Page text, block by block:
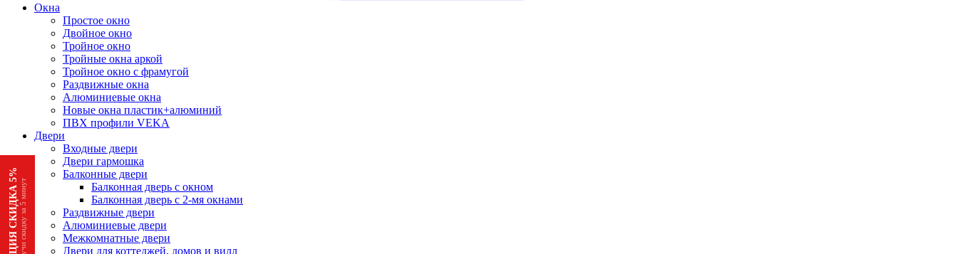
АКЦИЯ СКИДКА 5%Получи скидку за 5 минут
Окна
Простое окно
Двойное окно
Тройное окно
Тройные окна аркой
Тройное окно с фрамугой
Раздвижные окна
Алюминиевые окна
Новые окна пластик+алюминий
ПВХ профили VEKA
Двери
Входные двери
Двери гармошка
Балконные двери
Балконная дверь с окном
Балконная дверь с 2-мя окнами
Раздвижные двери
Алюминиевые двери
Межкомнатные двери
Двери для коттеджей, домов и вилл